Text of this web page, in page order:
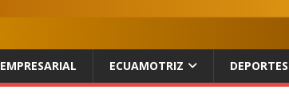
EMPRESARIAL ECUAMOTRIZ DEPORTES